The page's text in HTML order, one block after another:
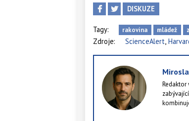
DISKUZE
Tagy: rakovina mládež
Zdroje: ScienceAlert,